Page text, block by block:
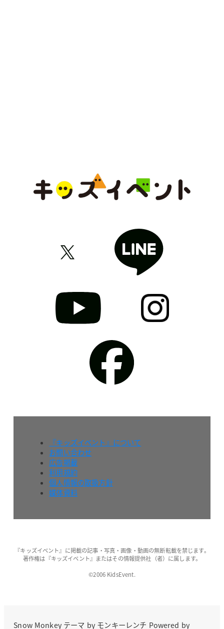
『キッズイベント』について
お問い合わせ
広告掲載
利用規約
個人情報の取扱方針
媒体資料
『キッズイベント』に掲載の記事・写真・画像・動画の無断転載を禁じます。
著作権は『キッズイベント』またはその情報提供社（者）に属します。
©2006 KidsEvent.
Snow Monkeyテーマ by モンキーレンチ Powered by